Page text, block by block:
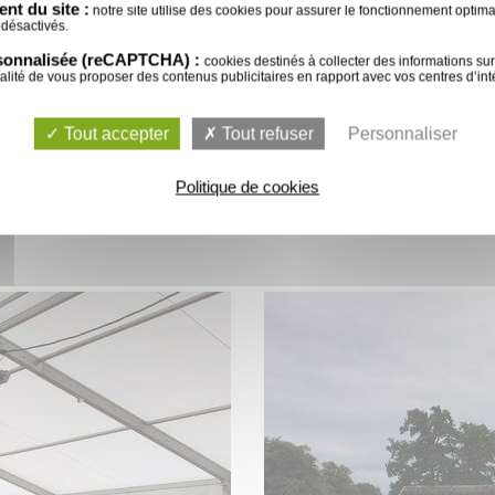
table d'honneur pouvant accueillir 14
pour son mariage peut s'avérer parfois plus
son plus gros avantage reste le choix
sur le lieu de vos rêves, et pourquoi pas
d'originalité à votre mariage et surtout beaucoup
du site : notre site utilise des cookies pour assurer le fonctionnement
(reCAPTCHA) : cookies destinés à collecter des informations
de vous proposer des contenus publicitaires en rapport avec vos centres
Tout accepter Tout refuser Personnaliser
Politique de cookies